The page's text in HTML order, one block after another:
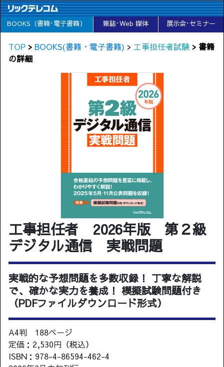
BOOKS（書籍･電子書籍） 雑誌･Web 媒体 展示会･セミナー
TOP > BOOKS(書籍・電子書籍) > 工事担任者試験 > 書籍
の詳細
工事担任者 2026年版 第２級
デジタル通信 実戦問題
実戦的な予想問題を多数収録！ 丁寧な解説
で、確かな実力を養成！ 模擬試験問題付き
（PDFファイルダウンロード形式）
A4判 188ページ
定価：2,530円（税込）
ISBN：978-4-86594-462-4